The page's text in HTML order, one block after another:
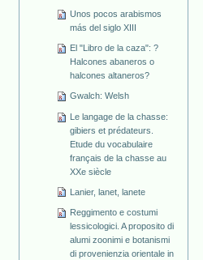
Unos pocos arabismos
más del siglo XIII
El "Libro de la caza": ?
Halcones abaneros o
halcones altaneros?
Gwalch: Welsh
Le langage de la chasse:
gibiers et prédateurs.
Etude du vocabulaire
français de la chasse au
XXe siècle
Lanier, lanet, lanete
Reggimento e costumi
lessicologici. A proposito di
alumi zoonimi e botanismi
di provenienzia orientale in